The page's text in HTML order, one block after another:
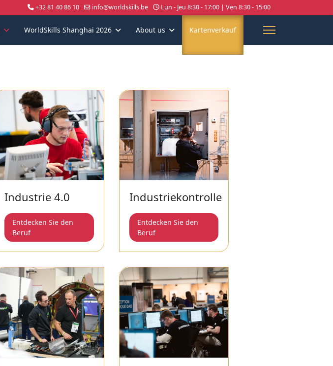
+32 81 40 86 10 info@worldskills.be Lun - Jeu 8:30 - 17:00 | Ven 8:30 - 15:00
WorldSkills Shanghai 2026 About us Kartenverkauf
Industrie 4.0
Entdecken Sie den
Beruf
Industriekontrolle
Entdecken Sie den
Beruf